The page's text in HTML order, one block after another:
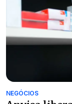
NEGÓCIOS